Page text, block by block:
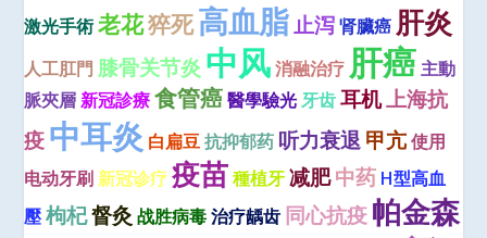
激光手術老花猝死高血脂止泻 肾臟癌 肝炎
人工肛門 膝骨关节炎 中风 消融治疗 肝癌 主動
脈夾層 新冠診療 食管癌 醫學驗光 牙齿 耳机上海抗
疫中耳炎 白扁豆 抗抑郁药 听力衰退甲亢使用
电动牙刷 新冠诊疗 疫苗 種植牙 减肥中药 H型高血
壓枸杞督灸 战胜病毒 治疗龋齿 同心抗疫帕金森